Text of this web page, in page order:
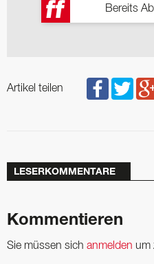
Bereits
Artikel teilen
LESERKOMMENTARE
Kommentieren
Sie müssen sich anmelden um